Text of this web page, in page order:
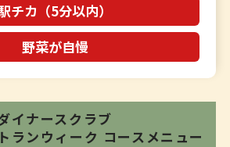
チカ（5分以内）
野菜が自慢
イナースクラブ
ランウィーク コースメニュー